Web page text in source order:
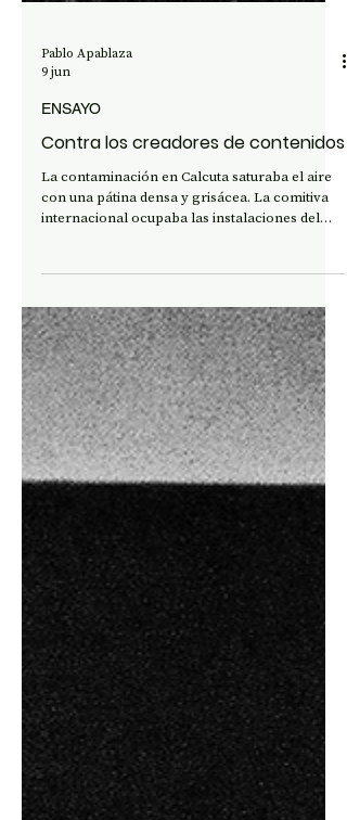
Contra los creadores de contenidos
La contaminación en Calcuta saturaba el aire
con una pátina densa y grisácea. La comitiva
internacional ocupaba las instalaciones del
Satyajit Ray Film and Television Institute con
un objetivo técnico: estudiar la tradición
documental india, registrar el entorno
material, someter la mirada a la fricción de la
calle bengalí. En medio de ese rigor, un
integrante del grupo padecía una anomalía
óptica, una patología visual exasperante.
Actuaba a manera de lente inverso. Capturaba